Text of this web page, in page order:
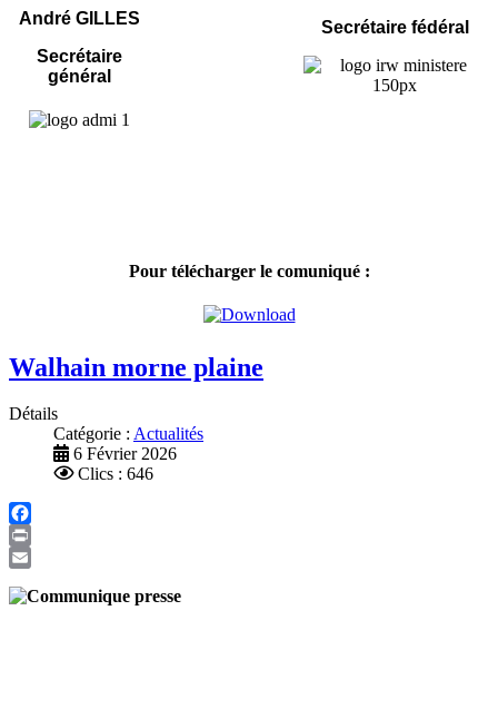
André GILLES
Secrétaire
général
Secrétaire fédéral
Pour télécharger le comuniqué :
Walhain morne plaine
Détails
Catégorie : Actualités
6 Février 2026
Clics : 646
Facebook
Print